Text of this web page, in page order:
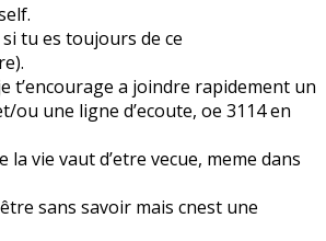
si tu es toujours de ce
je t’encourage a joindre rapidement un
ou une ligne d’ecoute, oe 3114 en
la vie vaut d’etre vecue, meme dans
sans savoir mais cnest une